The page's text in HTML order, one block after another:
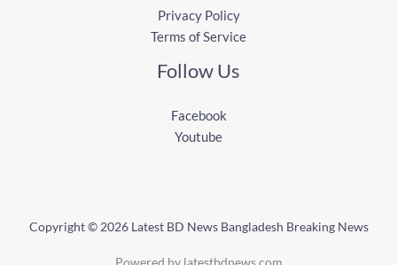
Privacy Policy
Terms of Service
Follow Us
Facebook
Youtube
Copyright © 2026 Latest BD News Bangladesh Breaking News